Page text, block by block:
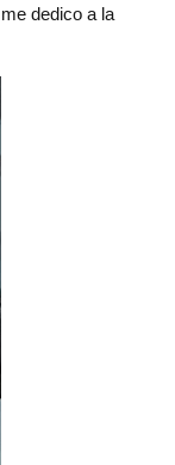
dedico a la